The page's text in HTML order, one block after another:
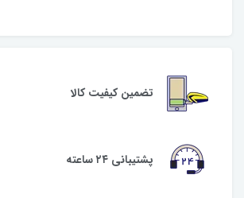
تضمین کیفیت کالا
پشتیبانی ۲۴ ساعته